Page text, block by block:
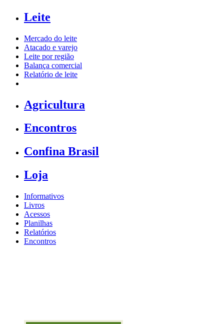
Leite
Mercado do leite
Atacado e varejo
Leite por região
Balança comercial
Relatório de leite
Agricultura
Encontros
Confina Brasil
Loja
Informativos
Livros
Acessos
Planilhas
Relatórios
Encontros